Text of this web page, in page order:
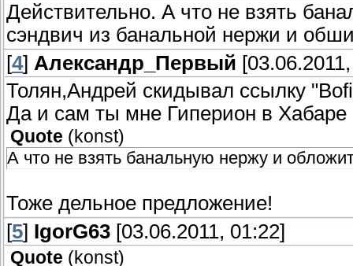
Действительно. А что не взять
сэндвич из банальной нержи и
[4] Александр_Первый
Толян,Андрей скидывал ссылку
Да и сам ты мне Гиперион в
Quote (konst)
А что не взять банальную нержу и
Тоже дельное предложение!
[5] IgorG63 [03.06.2011, 01:22]
Quote (konst)